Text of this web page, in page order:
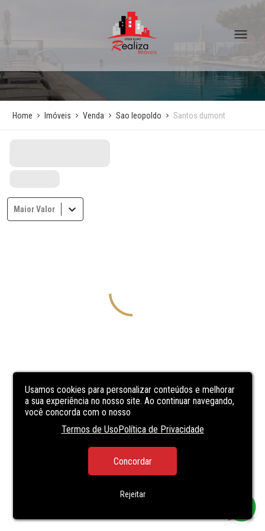
Usamos cookies para personalizar conteúdos e melhorar
a sua experiência no nosso site. Ao continuar navegando,
você concorda com o nosso
Termos de UsoPolítica de Privacidade
Concordar
Rejeitar
Home Imóveis Venda Sao leopoldo Santos dumont
Maior Valor